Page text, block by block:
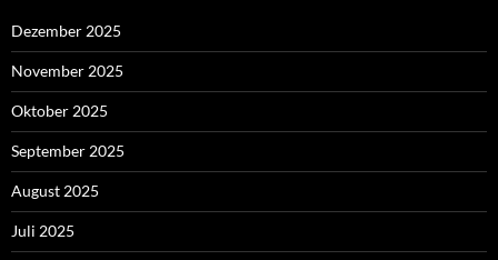
Dezember 2025
November 2025
Oktober 2025
September 2025
August 2025
Juli 2025